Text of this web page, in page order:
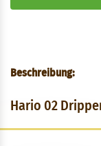
Beschreibung:
Hario 02